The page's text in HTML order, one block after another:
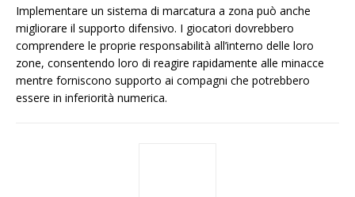
Implementare un sistema di marcatura a zona può anche
migliorare il supporto difensivo. I giocatori dovrebbero
comprendere le proprie responsabilità all’interno delle loro
zone, consentendo loro di reagire rapidamente alle minacce
mentre forniscono supporto ai compagni che potrebbero
essere in inferiorità numerica.